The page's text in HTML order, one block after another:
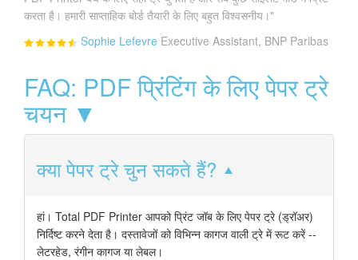
करता है। हमारी साप्ताहिक बोर्ड तैयारी के लिए बहुत विश्वसनीय।"
Sophie Lefevre Executive Assistant, BNP Paribas
FAQ: PDF प्रिंटिंग के लिए पेपर ट्रे
चयन ▼
क्या पेपर ट्रे चुन सकते हैं?
हां। Total PDF Printer आपको प्रिंट जॉब के लिए पेपर ट्रे (ड्रॉअर)
निर्दिष्ट करने देता है। दस्तावेजों को विभिन्न कागज वाली ट्रे में रूट करें --
लेटरहेड, रंगीन कागज या लेबल।